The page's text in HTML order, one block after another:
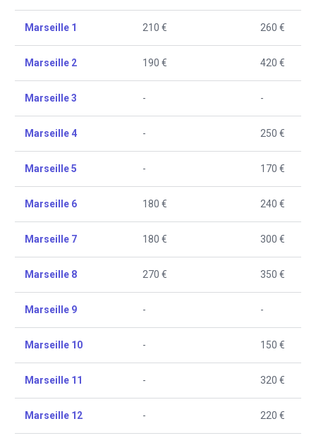
Marseille 1 210 € 260 €
Marseille 2 190 € 420 €
Marseille 3 - -
Marseille 4 - 250 €
Marseille 5 - 170 €
Marseille 6 180 € 240 €
Marseille 7 180 € 300 €
Marseille 8 270 € 350 €
Marseille 9 - -
Marseille 10 - 150 €
Marseille 11 - 320 €
Marseille 12 - 220 €